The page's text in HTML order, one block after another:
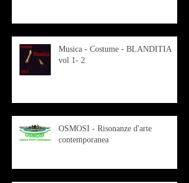
Musica - Costume - BLANDITIA
vol 1- 2
OSMOSI - Risonanze d'arte
contemporanea